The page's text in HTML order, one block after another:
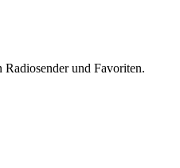
und Favoriten.